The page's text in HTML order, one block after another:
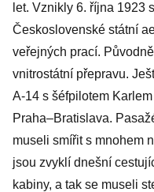
let. Vznikly 6. října 1923
Československé státní
veřejných prací.
vnitrostátní přepravu.
A-14 s šéfpilotem
Praha–Bratislava.
museli smířit s mnohem
jsou zvyklí dnešní
kabiny, a tak se museli